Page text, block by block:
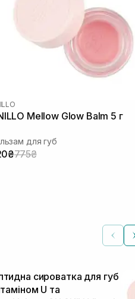
Mellow Glow Balm 5 г
для губ
775₴
сироватка для губ
U та